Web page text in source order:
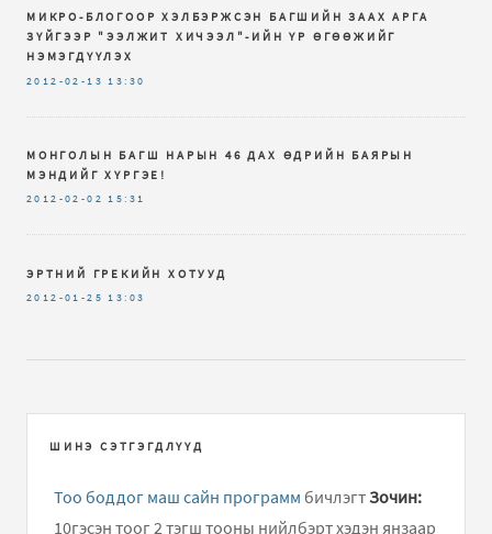
МИКРО-БЛОГООР ХЭЛБЭРЖСЭН БАГШИЙН ЗААХ АРГА
ЗҮЙГЭЭР "ЭЭЛЖИТ ХИЧЭЭЛ"-ИЙН ҮР ӨГӨӨЖИЙГ
НЭМЭГДҮҮЛЭХ
2012-02-13 13:30
МОНГОЛЫН БАГШ НАРЫН 46 ДАХ ӨДРИЙН БАЯРЫН
МЭНДИЙГ ХҮРГЭЕ!
2012-02-02 15:31
ЭРТНИЙ ГРЕКИЙН ХОТУУД
2012-01-25 13:03
ШИНЭ СЭТГЭГДЛҮҮД
Тоо боддог маш сайн программ бичлэгтЗочин:
10гэсэн тоог 2 тэгш тооны нийлбэрт хэдэн янзаар